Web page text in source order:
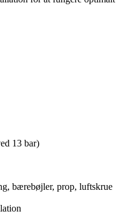
13 bar)
bærebøjler, prop, luftskrue